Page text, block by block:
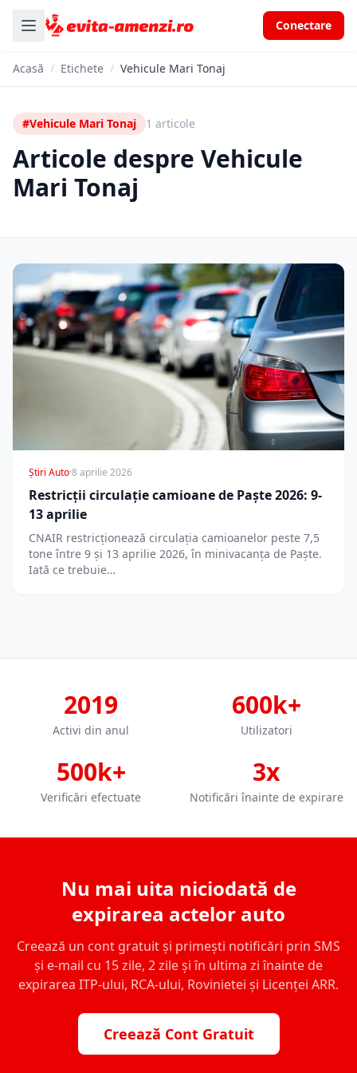
Conectare
Acasă / Etichete / Vehicule Mari Tonaj
#Vehicule Mari Tonaj 1 articole
Articole despre Vehicule
Mari Tonaj
Știri Auto·8 aprilie 2026
Restricții circulație camioane de Paște 2026: 9-
13 aprilie
CNAIR restricționează circulația camioanelor peste 7,5
tone între 9 și 13 aprilie 2026, în minivacanța de Paște.
Iată ce trebuie…
2019
Activi din anul
600k+
Utilizatori
500k+
Verificări efectuate
3x
Notificări înainte de expirare
Nu mai uita niciodată de
expirarea actelor auto
Creează un cont gratuit și primești notificări prin SMS
și e-mail cu 15 zile, 2 zile și în ultima zi înainte de
expirarea ITP-ului, RCA-ului, Rovinietei și Licenței ARR.
Creează Cont Gratuit